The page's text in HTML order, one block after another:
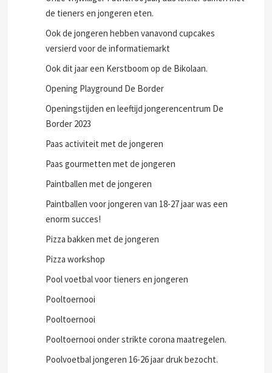
de tieners en jongeren eten.
Ook de jongeren hebben vanavond cupcakes
versierd voor de informatiemarkt
Ook dit jaar een Kerstboom op de Bikolaan.
Opening Playground De Border
Openingstijden en leeftijd jongerencentrum De
Border 2023
Paas activiteit met de jongeren
Paas gourmetten met de jongeren
Paintballen met de jongeren
Paintballen voor jongeren van 18-27 jaar was een
enorm succes!
Pizza bakken met de jongeren
Pizza workshop
Pool voetbal voor tieners en jongeren
Pooltoernooi
Pooltoernooi
Pooltoernooi onder strikte corona maatregelen.
Poolvoetbal jongeren 16-26 jaar druk bezocht.